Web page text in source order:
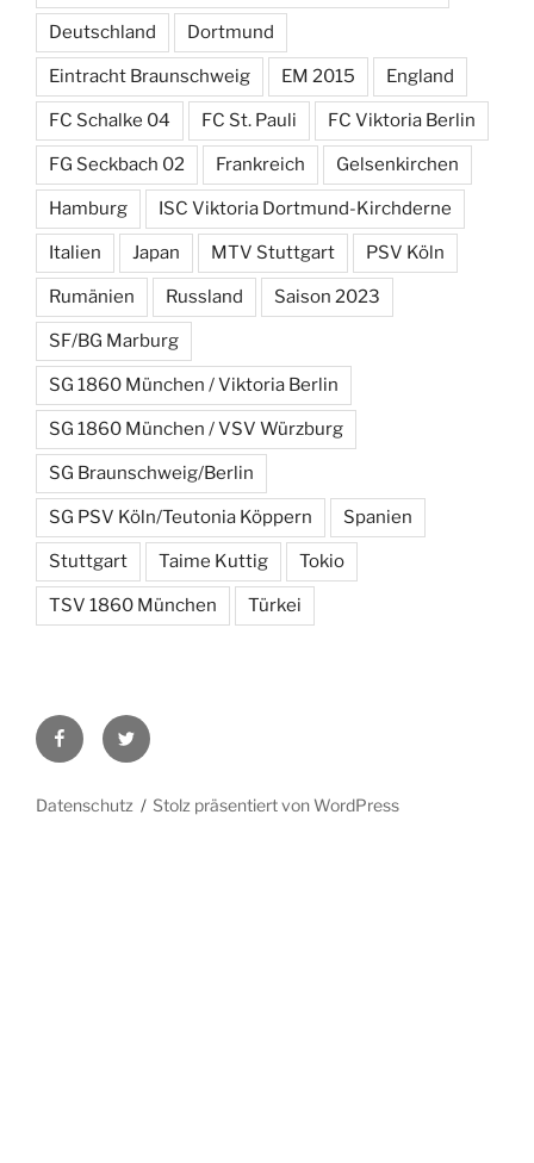
Deutschland Dortmund
Eintracht Braunschweig EM 2015 England
FC Schalke 04 FC St. Pauli FC Viktoria Berlin
FG Seckbach 02 Frankreich Gelsenkirchen
Hamburg ISC Viktoria Dortmund-Kirchderne
Italien Japan MTV Stuttgart PSV Köln
Rumänien Russland Saison 2023
SF/BG Marburg
SG 1860 München / Viktoria Berlin
SG 1860 München / VSV Würzburg
SG Braunschweig/Berlin
SG PSV Köln/Teutonia Köppern Spanien
Stuttgart Taime Kuttig Tokio
TSV 1860 München Türkei
FacebookTwitter
Datenschutz Stolz präsentiert von WordPress